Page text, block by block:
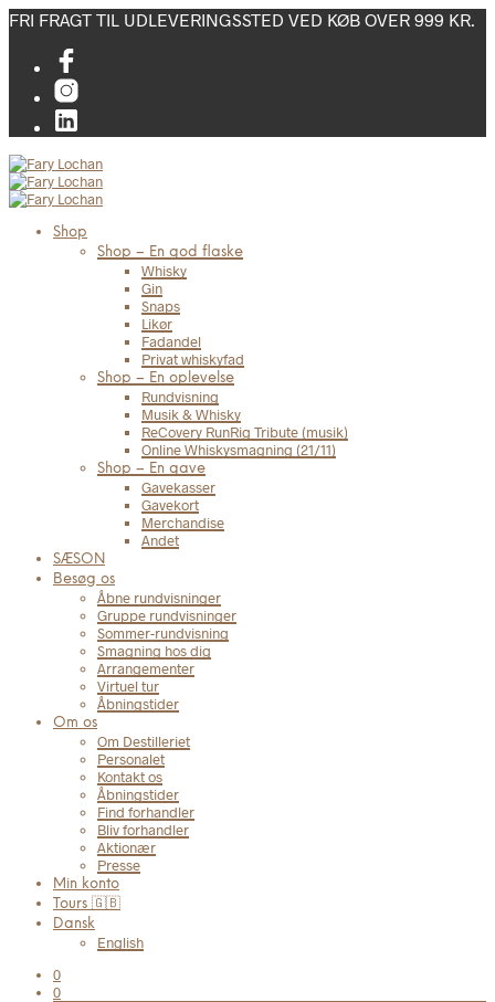
FRI FRAGT TIL UDLEVERINGSSTED VED KØB OVER 999 KR.
Shop
Shop – En god flaske
Whisky
Gin
Snaps
Likør
Fadandel
Privat whiskyfad
Shop – En oplevelse
Rundvisning
Musik & Whisky
ReCovery RunRig Tribute (musik)
Online Whiskysmagning (21/11)
Shop – En gave
Gavekasser
Gavekort
Merchandise
Andet
SÆSON
Besøg os
Åbne rundvisninger
Gruppe rundvisninger
Sommer-rundvisning
Smagning hos dig
Arrangementer
Virtuel tur
Åbningstider
Om os
Om Destilleriet
Personalet
Kontakt os
Åbningstider
Find forhandler
Bliv forhandler
Aktionær
Presse
Min konto
Tours 🇬🇧
Dansk
English
0
0